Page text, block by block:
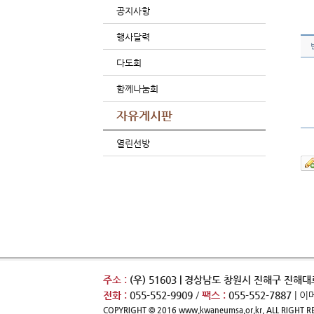
공지사항
행사달력
다도회
함께나눔회
자유게시판
열린선방
주소 : (우) 51603 | 경상남도 창원시 진해구 진해
전화 : 055-552-9909 / 팩스 : 055-552-7887 | 이
COPYRIGHT © 2016 www.kwaneumsa.or.kr. ALL RIGHT